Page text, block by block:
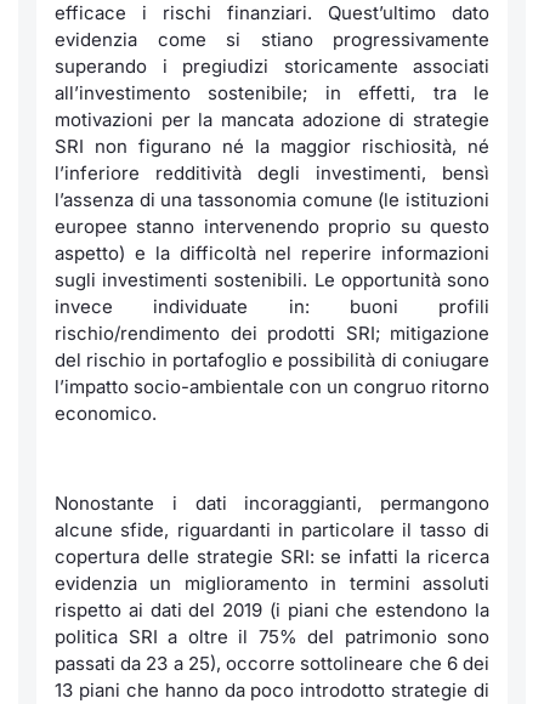
efficace i rischi finanziari. Quest’ultimo dato
evidenzia come si stiano progressivamente
superando i pregiudizi storicamente associati
all’investimento sostenibile; in effetti, tra le
motivazioni per la mancata adozione di strategie
SRI non figurano né la maggior rischiosità, né
l’inferiore redditività degli investimenti, bensì
l’assenza di una tassonomia comune (le istituzioni
europee stanno intervenendo proprio su questo
aspetto) e la difficoltà nel reperire informazioni
sugli investimenti sostenibili. Le opportunità sono
invece individuate in: buoni profili
rischio/rendimento dei prodotti SRI; mitigazione
del rischio in portafoglio e possibilità di coniugare
l’impatto socio-ambientale con un congruo ritorno
economico.
Nonostante i dati incoraggianti, permangono
alcune sfide, riguardanti in particolare il tasso di
copertura delle strategie SRI: se infatti la ricerca
evidenzia un miglioramento in termini assoluti
rispetto ai dati del 2019 (i piani che estendono la
politica SRI a oltre il 75% del patrimonio sono
passati da 23 a 25), occorre sottolineare che 6 dei
13 piani che hanno da poco introdotto strategie di